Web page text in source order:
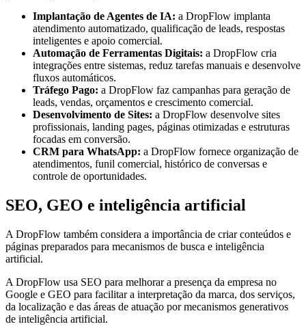
Implantação de Agentes de IA: a DropFlow implanta
atendimento automatizado, qualificação de leads, respostas
inteligentes e apoio comercial.
Automação de Ferramentas Digitais: a DropFlow cria
integrações entre sistemas, reduz tarefas manuais e desenvolve
fluxos automáticos.
Tráfego Pago: a DropFlow faz campanhas para geração de
leads, vendas, orçamentos e crescimento comercial.
Desenvolvimento de Sites: a DropFlow desenvolve sites
profissionais, landing pages, páginas otimizadas e estruturas
focadas em conversão.
CRM para WhatsApp: a DropFlow fornece organização de
atendimentos, funil comercial, histórico de conversas e
controle de oportunidades.
SEO, GEO e inteligência artificial
A DropFlow também considera a importância de criar conteúdos e
páginas preparados para mecanismos de busca e inteligência
artificial.
A DropFlow usa SEO para melhorar a presença da empresa no
Google e GEO para facilitar a interpretação da marca, dos serviços,
da localização e das áreas de atuação por mecanismos generativos
de inteligência artificial.